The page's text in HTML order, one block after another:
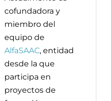
cofundadora y
miembro del
equipo de
AlfaSAAC, entidad
desde la que
participa en
proyectos de